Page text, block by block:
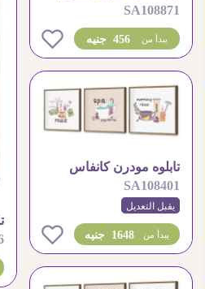
مودرن مميز
SA108871
456 جنيه يبدأ من
تابلوه مودرن كانفاس
للاسترخاء و العناية
الشخصية
SA108401
يقبل التعديل
1648 جنيه يبدأ من